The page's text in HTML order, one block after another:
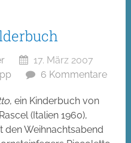
17. März 2007
6 Kommentare
, ein Kinderbuch von
(Italien 1960),
den Weihnachtsabend